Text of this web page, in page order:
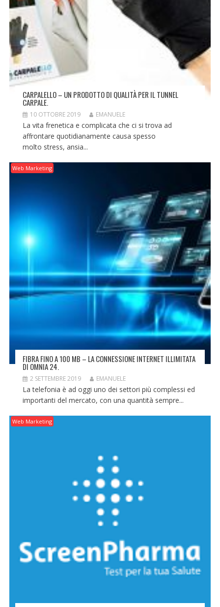
CARPALELLO – UN PRODOTTO DI QUALITÀ PER IL TUNNEL
CARPALE.
10 OTTOBRE 2019 EMANUELE
La vita frenetica e complicata che ci si trova ad
affrontare quotidianamente causa spesso
molto stress, ansia...
Web Marketing
FIBRA FINO A 100 MB – LA CONNESSIONE INTERNET ILLIMITATA
DI OMNIA 24.
2 SETTEMBRE 2019 EMANUELE
La telefonia è ad oggi uno dei settori più complessi ed
importanti del mercato, con una quantità sempre...
Web Marketing